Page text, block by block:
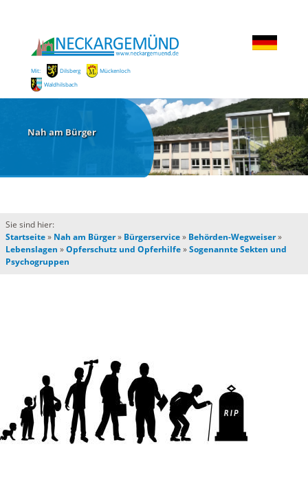
Mit: Dilsberg
Mückenloch
Waldhilsbach
Nah am Bürger
Sie sind hier:
Startseite» Nah am Bürger» Bürgerservice» Behörden-Wegweiser»
Lebenslagen »Opferschutz und Opferhilfe»Sogenannte Sekten und
Psychogruppen